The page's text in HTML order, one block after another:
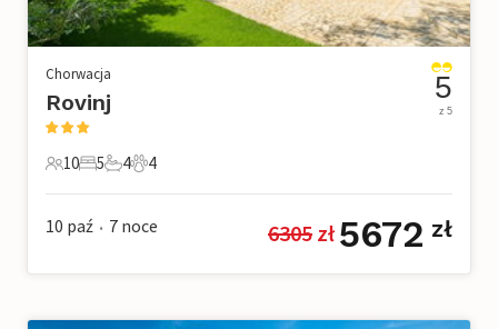
Chorwacja
Rovinj
10 Goście
10
5 Sypialnie
5
4 Łazienki
4
4 Zwierzęta domowe
4
5
z 5
10 paź • 7 noce 6305 zł 5672 zł